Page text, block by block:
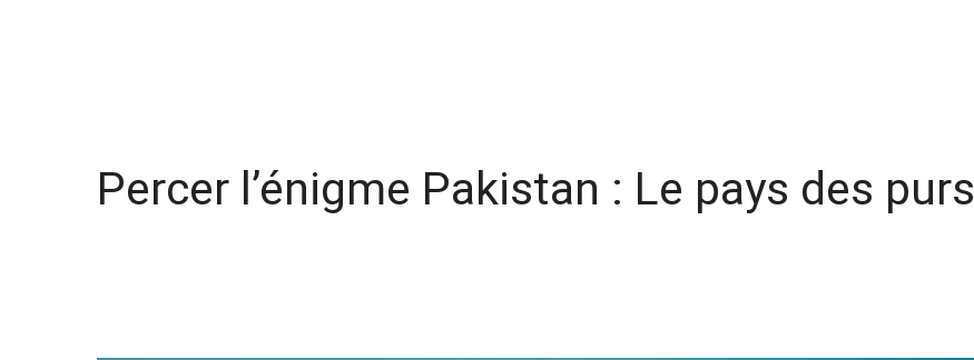
Percer l’énigme Pakistan : Le pays des purs